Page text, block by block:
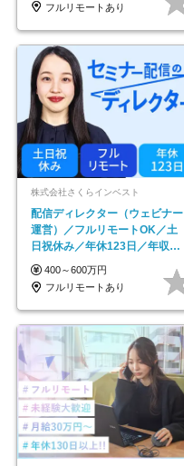
フルリモートあり
株式会社さくらインベスト
配信ディレクター（ウェビナー
運営）／フルリモートOK／土
日祝休み／年休123日／年収
600万円可
400～600万円
フルリモートあり